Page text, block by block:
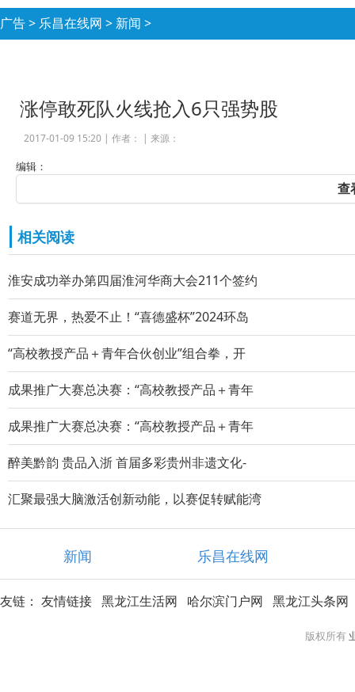
广告> 乐昌在线网 > 新闻 >
涨停敢死队火线抢入6只强势股
2017-01-09 15:20 | 作者： | 来源：
编辑：
查
相关阅读
淮安成功举办第四届淮河华商大会211个签约
赛道无界，热爱不止！“喜德盛杯”2024环岛
“高校教授产品＋青年合伙创业”组合拳，开
成果推广大赛总决赛：“高校教授产品＋青年
成果推广大赛总决赛：“高校教授产品＋青年
醉美黔韵 贵品入浙 首届多彩贵州非遗文化-
汇聚最强大脑激活创新动能，以赛促转赋能湾
新闻 乐昌在线网
友链： 友情链接 黑龙江生活网 哈尔滨门户网 黑龙江头条网
版权所有